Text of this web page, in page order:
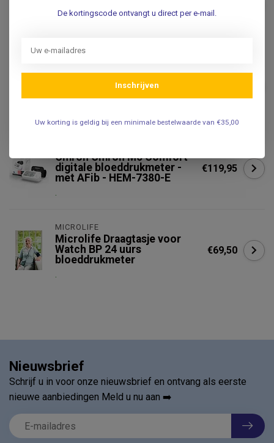
bloeddrukmeter met AFib
Microlife WatchBP Home
bovenarm bloeddrukmeter +
AFIB
Omron Omron M6 Comfort
digitale bloeddrukmeter -
met AFib - HEM-7380-E
.
€119,95
MICROLIFE
Microlife Draagtasje voor
Watch BP 24 uurs
bloeddrukmeter
.
€69,50
Nieuwsbrief
Schrijf u in voor onze nieuwsbrief en ontvang als eerste
nieuwe aanbiedingen Meld u nu aan ➡️
De kortingscode ontvangt u direct per e-mail.
Inschrijven
Uw korting is geldig bij een minimale bestelwaarde van €35,00